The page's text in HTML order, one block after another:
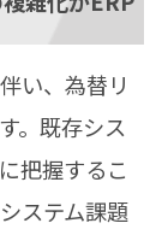
い、為替リ
。既存シス
把握するこ
ステム課題